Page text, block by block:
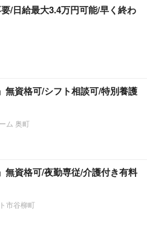
/日給最大3.4万円可能/早く終わ
無資格可/シフト相談可/特別養護
ム 奥町
無資格可/夜勤専従/介護付き有料
市谷柳町